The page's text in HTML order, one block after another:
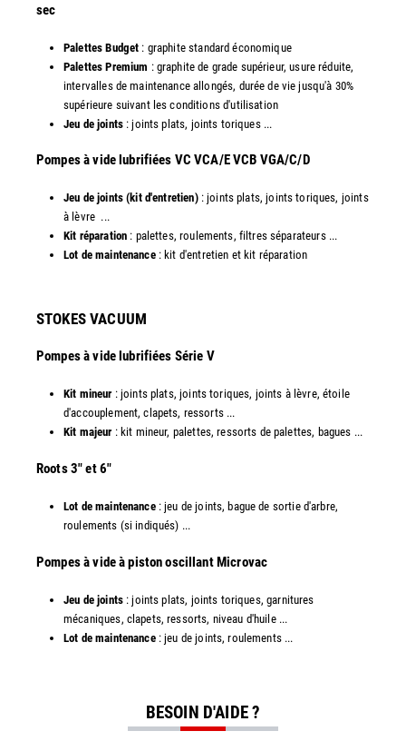
sec
Palettes Budget : graphite standard économique
Palettes Premium : graphite de grade supérieur, usure réduite,
intervalles de maintenance allongés, durée de vie jusqu'à 30%
supérieure suivant les conditions d'utilisation
Jeu de joints: joints plats, joints toriques ...
​Pompes à vide lubrifiées VC VCA/E VCB VGA/C/D
Jeu de joints (kit d'entretien) : joints plats, joints toriques, joints
à lèvre ...
Kit réparation : palettes, roulements, filtres séparateurs ...
Lot de maintenance: kit d'entretien et kit réparation​
STOKES VACUUM
Pompes à vide lubrifiées Série V
Kit mineur : joints plats, joints toriques, joints à lèvre, étoile
d'accouplement, clapets, ressorts ...
Kit majeur : kit mineur, palettes, ressorts de palettes, bagues ...
​Roots 3" et 6"
Lot de maintenance: jeu de joints, bague de sortie d'arbre,
roulements (si indiqués) ...
​​Pompes à vide à piston oscillant Microvac
Jeu de joints: joints plats, joints toriques, garnitures
mécaniques, clapets, ressorts, niveau d'huile ...
Lot de maintenance: jeu de joints, roulements ...
BESOIN D'AIDE ?